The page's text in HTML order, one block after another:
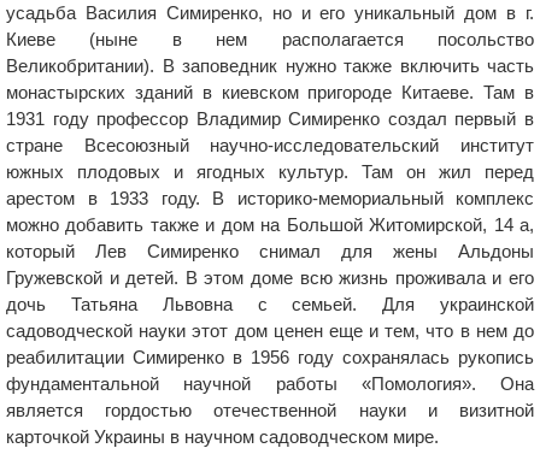
усадьба Василия Симиренко, но и его уникальный дом в г.
Киеве (ныне в нем располагается посольство
Великобритании). В заповедник нужно также включить часть
монастырских зданий в киевском пригороде Китаеве. Там в
1931 году профессор Владимир Симиренко создал первый в
стране Всесоюзный научно-исследовательский институт
южных плодовых и ягодных культур. Там он жил перед
арестом в 1933 году. В историко-мемориальный комплекс
можно добавить также и дом на Большой Житомирской, 14 а,
который Лев Симиренко снимал для жены Альдоны
Гружевской и детей. В этом доме всю жизнь проживала и его
дочь Татьяна Львовна с семьей. Для украинской
садоводческой науки этот дом ценен еще и тем, что в нем до
реабилитации Симиренко в 1956 году сохранялась рукопись
фундаментальной научной работы «Помология». Она
является гордостью отечественной науки и визитной
карточкой Украины в научном садоводческом мире.